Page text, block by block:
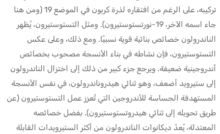
تركيبه، على الرغم من افتقاره لذرة كربون في الموضع 19 (ومن هنا
جاء اسمه الآخر، 19-نورتستوستيرون). ومثل التستوستيرون، يُظهر
الناندرولون خصائص بنائية قوية نسبيًا. ومع ذلك، وعلى عكس
التستوستيرون، فإن نشاطه في بناء الأنسجة مصحوب بخصائص
أندروجينية ضعيفة. ويرجع جزء كبير من ذلك إلى اختزال الناندرولون
إلى ستيرويد أضعف، وهو ثنائي هيدروناندرولون، في نفس الأنسجة
المستهدفة الحساسة للأندروجين التي تُعزز عمل التستوستيرون (عن
طريق تحويله إلى ثنائي هيدروتستوستيرون). بفضل خصائصه
المعتدلة، يُعدّ ديكانوات الناندرولون من أكثر الستيرويدات القابلة